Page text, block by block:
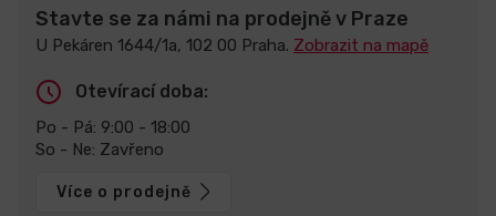
Stavte se za námi na prodejně v Praze
U Pekáren 1644/1a, 102 00 Praha. Zobrazit na mapě
Otevírací doba:
Po - Pá: 9:00 - 18:00
So - Ne: Zavřeno
Více o prodejně